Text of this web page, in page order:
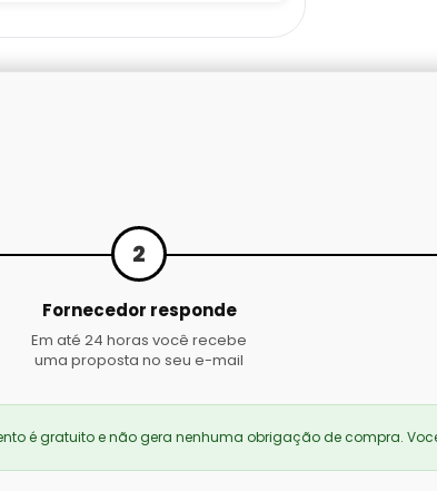
2
Fornecedor responde
Em até 24 horas você recebe
uma proposta no seu e-mail
é gratuito e não gera nenhuma obrigação de compra.